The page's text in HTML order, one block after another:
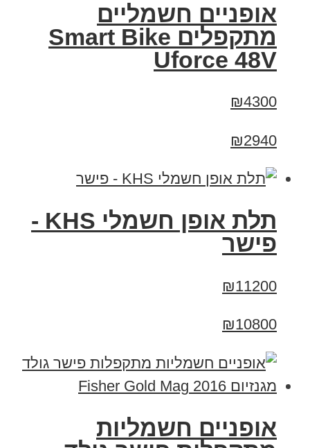
אופניים חשמליים
מתקפלים Smart Bike
Uforce 48V
₪4300
₪2940
תלת אופן חשמלי KHS -
פישר
₪11200
₪10800
אופניים חשמליות